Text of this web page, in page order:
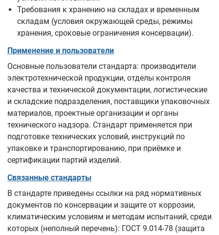
Требования к хранению на складах и временным
складам (условия окружающей среды, режимы
хранения, сроковые ограничения консервации).
Применение и пользователи
Основные пользователи стандарта: производители
электротехнической продукции, отделы контроля
качества и технической документации, логистические
и складские подразделения, поставщики упаковочных
материалов, проектные организации и органы
технического надзора. Стандарт применяется при
подготовке технических условий, инструкций по
упаковке и транспортированию, при приёмке и
сертификации партий изделий.
Связанные стандарты
В стандарте приведены ссылки на ряд нормативных
документов по консервации и защите от коррозии,
климатическим условиям и методам испытаний, среди
которых (неполный перечень): ГОСТ 9.014-78 (защита